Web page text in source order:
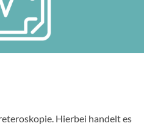
Hierbei handelt es